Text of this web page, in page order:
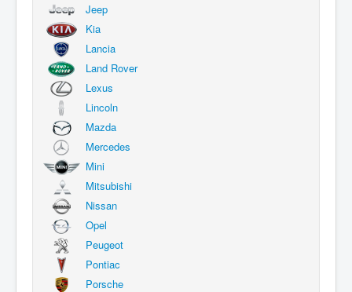
Jeep
Kia
Lancia
Land Rover
Lexus
Lincoln
Mazda
Mercedes
Mini
Mitsubishi
Nissan
Opel
Peugeot
Pontiac
Porsche